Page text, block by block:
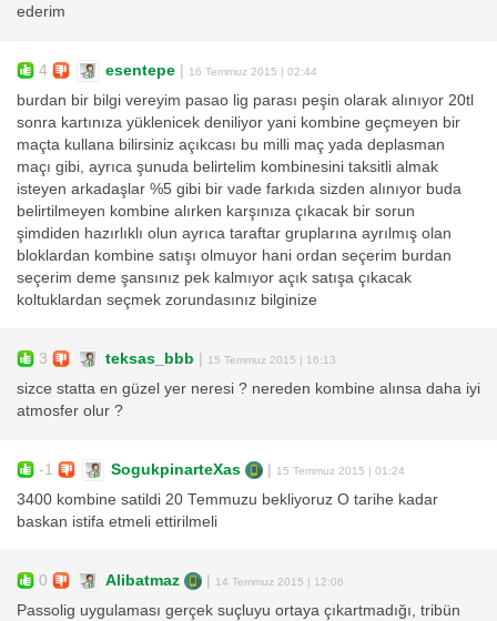
ederim
4 esentepe 16 Temmuz 2015 | 02:44
burdan bir bilgi vereyim pasao lig parası peşin olarak alınıyor 20tl
sonra kartınıza yüklenicek deniliyor yani kombine geçmeyen bir
maçta kullana bilirsiniz açıkcası bu milli maç yada deplasman
maçı gibi, ayrıca şunuda belirtelim kombinesini taksitli almak
isteyen arkadaşlar %5 gibi bir vade farkıda sizden alınıyor buda
belirtilmeyen kombine alırken karşınıza çıkacak bir sorun
şimdiden hazırlıklı olun ayrıca taraftar gruplarına ayrılmış olan
bloklardan kombine satışı olmuyor hani ordan seçerim burdan
seçerim deme şansınız pek kalmıyor açık satışa çıkacak
koltuklardan seçmek zorundasınız bilginize
3 teksas_bbb 15 Temmuz 2015 | 16:13
sizce statta en güzel yer neresi ? nereden kombine alınsa daha iyi
atmosfer olur ?
-1 SogukpinarteXas 15 Temmuz 2015 | 01:24
3400 kombine satildi 20 Temmuzu bekliyoruz O tarihe kadar
baskan istifa etmeli ettirilmeli
0 Alibatmaz 14 Temmuz 2015 | 12:06
Passolig uygulaması gerçek suçluyu ortaya çıkartmadığı, tribün